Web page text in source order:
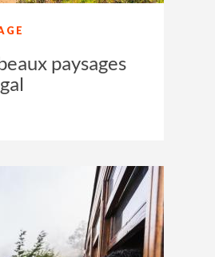
paysages